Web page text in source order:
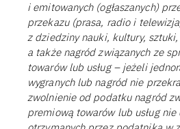
i emitowanych (ogłaszanych)
przekazu (prasa, radio i
z dziedziny nauki, kultury,
a także nagród związanych ze
towarów lub usług – jeżeli
wygranych lub nagród nie
zwolnienie od podatku nagród
premiową towarów lub usług nie